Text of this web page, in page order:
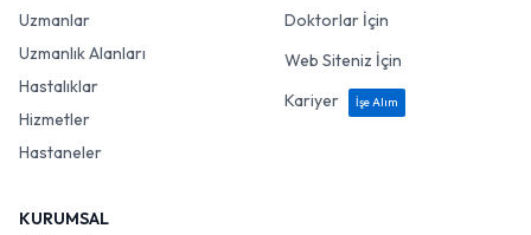
Uzmanlar
Uzmanlık Alanları
Hastalıklar
Hizmetler
Hastaneler
Doktorlar İçin
Web Siteniz İçin
Kariyer
İşe Alım
KURUMSAL